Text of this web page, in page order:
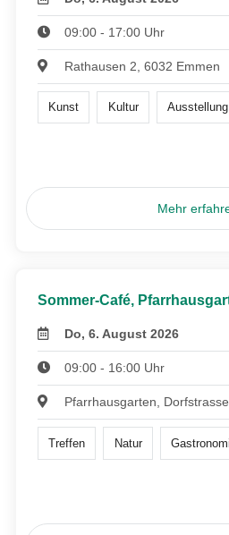
09:00 - 17:00 Uhr
Rathausen 2, 6032 Emmen
Kunst Kultur Ausstellung
Mehr
Sommer-Café,
Do, 6. August 2026
09:00 - 16:00 Uhr
Pfarrhausgarten,
Treffen Natur